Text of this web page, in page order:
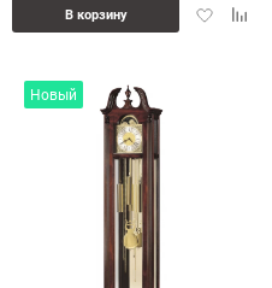
Добавить
В корзину
Новый